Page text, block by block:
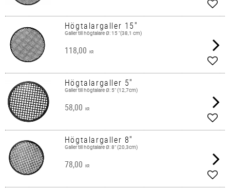
Add
Högtalargaller 15"
Galler till högtalare ​Ø: 15 "(38,1 cm)
118,00 KR
Add
Högtalargaller 5"
Galler till högtalare ​Ø: 5" (12,7cm)
58,00 KR
Add
Högtalargaller 8"
Galler till högtalare ​Ø: 8" (20,3cm)
78,00 KR
Add